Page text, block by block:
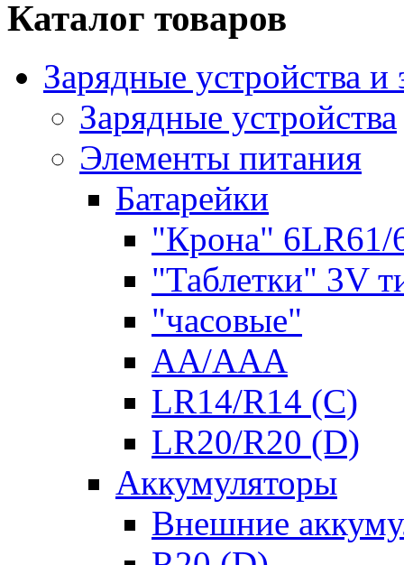
Каталог товаров
Зарядные устройства
Зарядные устройства
Элементы питания
Батарейки
"Крона" 6LR61/
"Таблетки" 3V
"часовые"
AA/AAA
LR14/R14 (C)
LR20/R20 (D)
Аккумуляторы
Внешние